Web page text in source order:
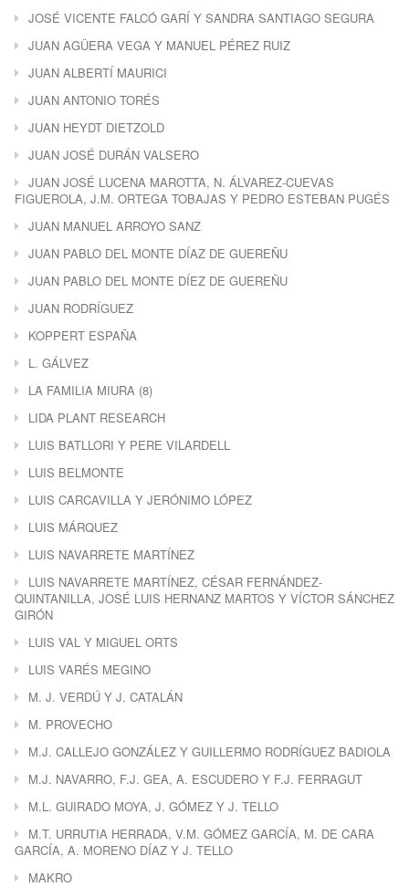
JOSÉ VICENTE FALCÓ GARÍ Y SANDRA SANTIAGO SEGURA
JUAN AGÜERA VEGA Y MANUEL PÉREZ RUIZ
JUAN ALBERTÍ MAURICI
JUAN ANTONIO TORÉS
JUAN HEYDT DIETZOLD
JUAN JOSÉ DURÁN VALSERO
JUAN JOSÉ LUCENA MAROTTA, N. ÁLVAREZ-CUEVAS
FIGUEROLA, J.M. ORTEGA TOBAJAS Y PEDRO ESTEBAN PUGÉS
JUAN MANUEL ARROYO SANZ
JUAN PABLO DEL MONTE DÍAZ DE GUEREÑU
JUAN PABLO DEL MONTE DÍEZ DE GUEREÑU
JUAN RODRÍGUEZ
KOPPERT ESPAÑA
L. GÁLVEZ
LA FAMILIA MIURA (8)
LIDA PLANT RESEARCH
LUIS BATLLORI Y PERE VILARDELL
LUIS BELMONTE
LUIS CARCAVILLA Y JERÓNIMO LÓPEZ
LUIS MÁRQUEZ
LUIS NAVARRETE MARTÍNEZ
LUIS NAVARRETE MARTÍNEZ, CÉSAR FERNÁNDEZ-
QUINTANILLA, JOSÉ LUIS HERNANZ MARTOS Y VÍCTOR SÁNCHEZ
GIRÓN
LUIS VAL Y MIGUEL ORTS
LUIS VARÉS MEGINO
M. J. VERDÚ Y J. CATALÁN
M. PROVECHO
M.J. CALLEJO GONZÁLEZ Y GUILLERMO RODRÍGUEZ BADIOLA
M.J. NAVARRO, F.J. GEA, A. ESCUDERO Y F.J. FERRAGUT
M.L. GUIRADO MOYA, J. GÓMEZ Y J. TELLO
M.T. URRUTIA HERRADA, V.M. GÓMEZ GARCÍA, M. DE CARA
GARCÍA, A. MORENO DÍAZ Y J. TELLO
MAKRO